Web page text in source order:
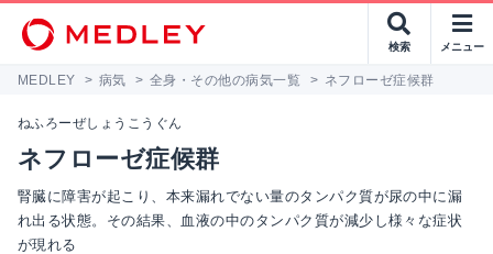
検索 メニュー
MEDLEY > 病気 > 全身・その他の病気一覧 > ネフローゼ症候群
ねふろーぜしょうこうぐん
ネフローゼ症候群
腎臓に障害が起こり、本来漏れでない量のタンパク質が尿の中に漏
れ出る状態。その結果、血液の中のタンパク質が減少し様々な症状
が現れる